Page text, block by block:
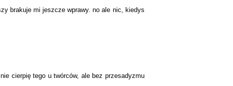
brakuje mi jeszcze wprawy. no ale nic, kiedys
cierpię tego u twórców, ale bez przesadyzmu